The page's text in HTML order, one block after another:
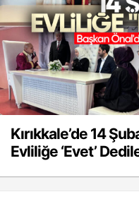
Kırıkkale’de 14
Evliliğe ‘Evet’